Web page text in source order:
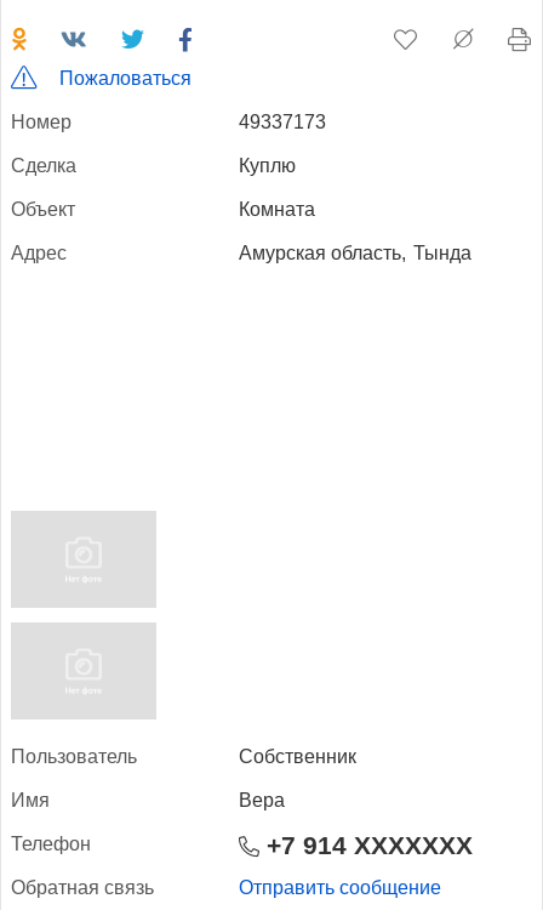
Пожаловаться
Но­мер 49337173
Сдел­ка Куплю
Объ­ект Комната
Ад­рес Амурская область, Тында
Поль­зо­ватель Собственник
Имя Вера
Те­лефон +7 914 XXXXXXX
Об­ратная связь Отправить сообщение